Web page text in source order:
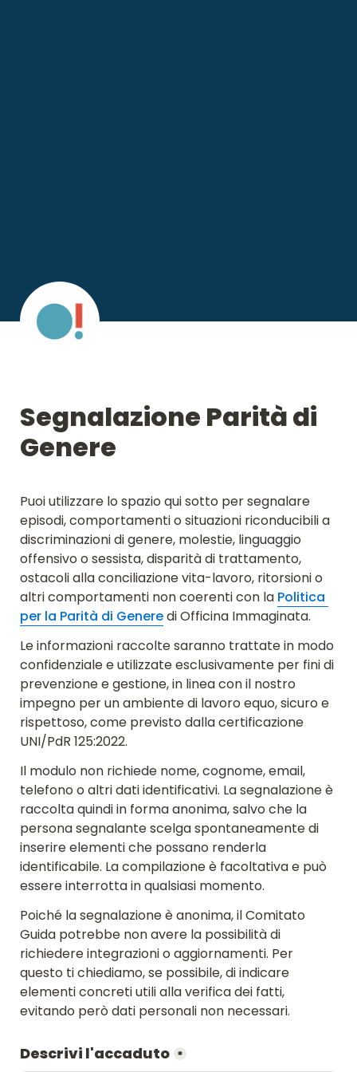
Segnalazione Parità di
Genere
Puoi utilizzare lo spazio qui sotto per segnalare
episodi, comportamenti o situazioni riconducibili a
discriminazioni di genere, molestie, linguaggio
offensivo o sessista, disparità di trattamento,
ostacoli alla conciliazione vita-lavoro, ritorsioni o
altri comportamenti non coerenti con la Politica
per la Parità di Genere di Officina Immaginata.
Le informazioni raccolte saranno trattate in modo
confidenziale e utilizzate esclusivamente per fini di
prevenzione e gestione, in linea con il nostro
impegno per un ambiente di lavoro equo, sicuro e
rispettoso, come previsto dalla certificazione
UNI/PdR 125:2022.
Il modulo non richiede nome, cognome, email,
telefono o altri dati identificativi. La segnalazione è
raccolta quindi in forma anonima, salvo che la
persona segnalante scelga spontaneamente di
inserire elementi che possano renderla
identificabile. La compilazione è facoltativa e può
essere interrotta in qualsiasi momento.
Poiché la segnalazione è anonima, il Comitato
Guida potrebbe non avere la possibilità di
richiedere integrazioni o aggiornamenti. Per
questo ti chiediamo, se possibile, di indicare
elementi concreti utili alla verifica dei fatti,
evitando però dati personali non necessari.
Descrivi l'accaduto *